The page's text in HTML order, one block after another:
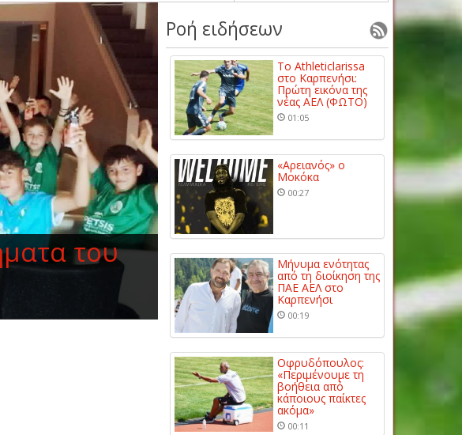
του
Ροή ειδήσεων
Το Athleticlarissa
στο Καρπενήσι:
Πρώτη εικόνα της
νέας ΑΕΛ (ΦΩΤΟ)
01:05
«Αρειανός» ο
Μοκόκα
00:27
Μήνυμα ενότητας
από τη διοίκηση της
ΠΑΕ ΑΕΛ στο
Καρπενήσι
00:19
Οφρυδόπουλος:
«Περιμένουμε τη
βοήθεια από
κάποιους παίκτες
ακόμα»
00:11